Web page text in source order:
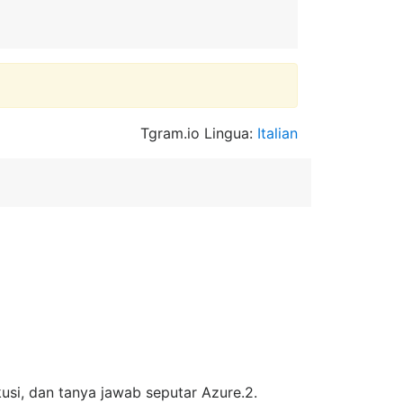
Tgram.io Lingua: Italian
dan tanya jawab seputar Azure.2.